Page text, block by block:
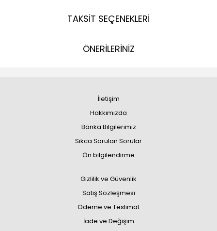
TAKSİT SEÇENEKLERİ
ÖNERİLERİNİZ
İletişim
Hakkımızda
Banka Bilgilerimiz
Sıkca Sorulan Sorular
Ön bilgilendirme
Gizlilik ve Güvenlik
Satış Sözleşmesi
Ödeme ve Teslimat
İade ve Değişim